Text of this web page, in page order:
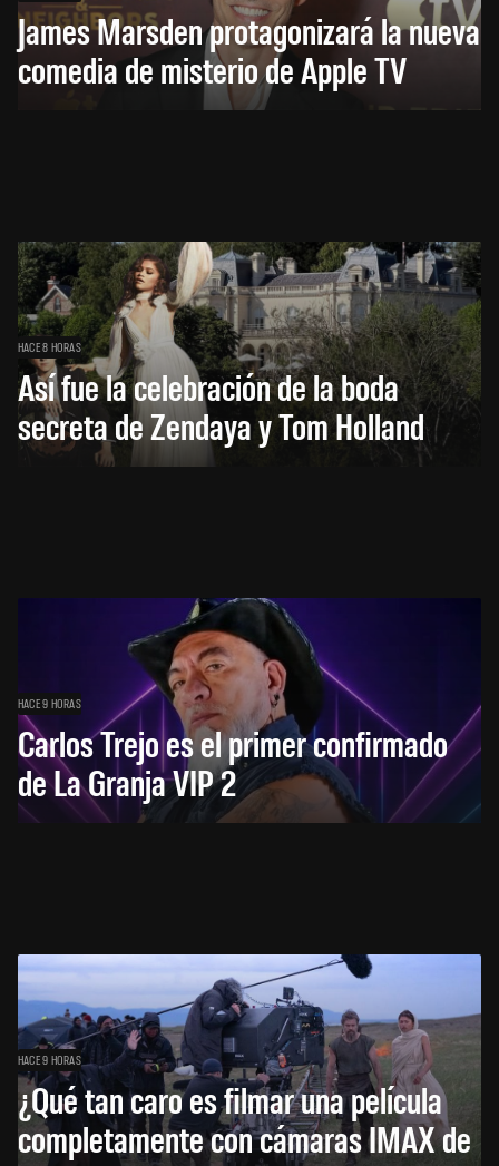
James Marsden protagonizará la nueva
comedia de misterio de Apple TV
HACE 8 HORAS
Así fue la celebración de la boda
secreta de Zendaya y Tom Holland
HACE 9 HORAS
Carlos Trejo es el primer confirmado
de La Granja VIP 2
HACE 9 HORAS
¿Qué tan caro es filmar una película
completamente con cámaras IMAX de